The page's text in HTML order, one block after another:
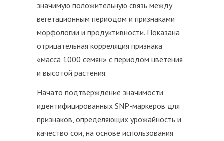
значимую положительную связь между
вегетационным периодом и признаками
морфологии и продуктивности. Показана
отрицательная корреляция признака
«масса 1000 семян» с периодом цветения
и высотой растения.
Начато подтверждение значимости
идентифицированных SNP-маркеров для
признаков, определяющих урожайность и
качество сои, на основе использования